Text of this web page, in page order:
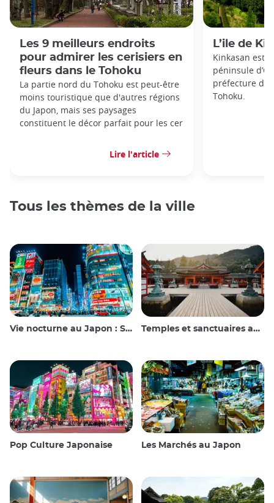
Les 9 meilleurs endroits
pour admirer les cerisiers en
fleurs dans le Tohoku
La partie nord du Tohoku est peut-être
moins touristique que d'autres régions
du Japon, mais ses paysages
constituent le décor parfait pour les cer
Lire l'article
L’ile de
Kinkasan est
péninsule
préfecture de
Tohoku.
Tous les thèmes de la ville
Vie nocturne au Japon : Sortir, voir et boire Temples et sanctuaires au Japon
Pop Culture Japonaise Les Marchés au Japon